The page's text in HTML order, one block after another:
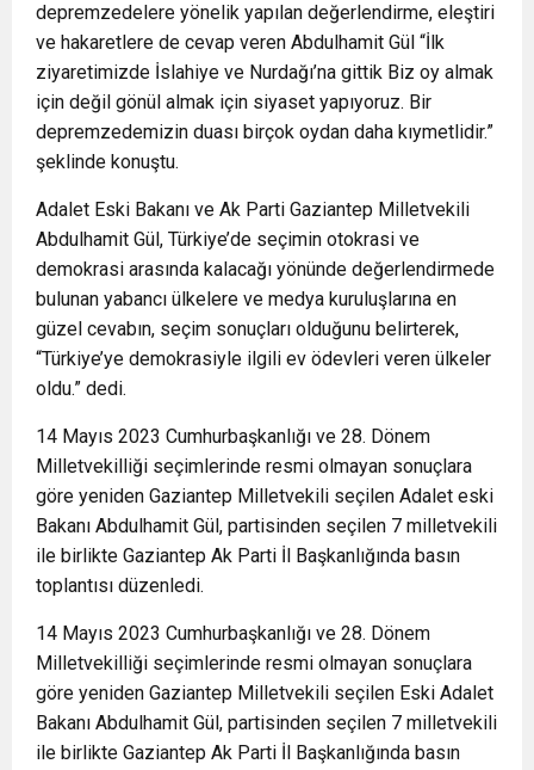
depremzedelere yönelik yapılan değerlendirme, eleştiri
ve hakaretlere de cevap veren Abdulhamit Gül “İlk
ziyaretimizde İslahiye ve Nurdağı’na gittik Biz oy almak
için değil gönül almak için siyaset yapıyoruz. Bir
depremzedemizin duası birçok oydan daha kıymetlidir.”
şeklinde konuştu.
Adalet Eski Bakanı ve Ak Parti Gaziantep Milletvekili
Abdulhamit Gül, Türkiye’de seçimin otokrasi ve
demokrasi arasında kalacağı yönünde değerlendirmede
bulunan yabancı ülkelere ve medya kuruluşlarına en
güzel cevabın, seçim sonuçları olduğunu belirterek,
“Türkiye’ye demokrasiyle ilgili ev ödevleri veren ülkeler
oldu.” dedi.
14 Mayıs 2023 Cumhurbaşkanlığı ve 28. Dönem
Milletvekilliği seçimlerinde resmi olmayan sonuçlara
göre yeniden Gaziantep Milletvekili seçilen Adalet eski
Bakanı Abdulhamit Gül, partisinden seçilen 7 milletvekili
ile birlikte Gaziantep Ak Parti İl Başkanlığında basın
toplantısı düzenledi.
14 Mayıs 2023 Cumhurbaşkanlığı ve 28. Dönem
Milletvekilliği seçimlerinde resmi olmayan sonuçlara
göre yeniden Gaziantep Milletvekili seçilen Eski Adalet
Bakanı Abdulhamit Gül, partisinden seçilen 7 milletvekili
ile birlikte Gaziantep Ak Parti İl Başkanlığında basın